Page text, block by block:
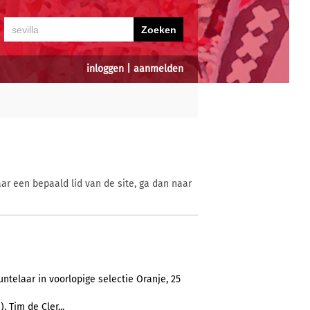
inloggen aanmelden
een bepaald lid van de site, ga dan naar
in voorlopige selectie Oranje, 25
Tim de Cler...